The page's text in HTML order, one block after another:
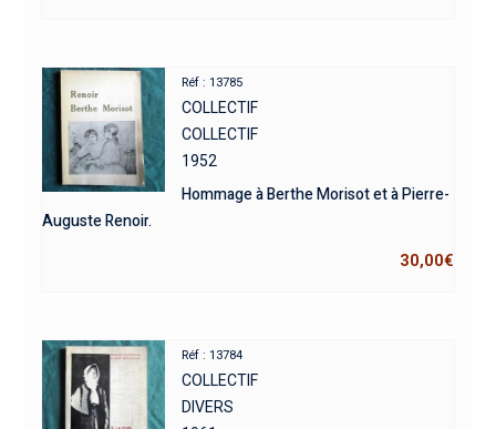
Réf : 13785
COLLECTIF
COLLECTIF
1952
Hommage à Berthe Morisot et à Pierre-
Auguste Renoir.
30,00€
Réf : 13784
COLLECTIF
DIVERS